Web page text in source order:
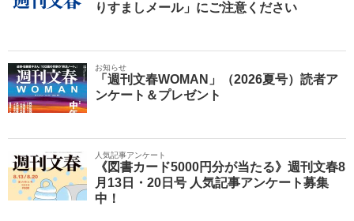
りすましメール」にご注意ください
お知らせ
「週刊文春WOMAN」（2026夏号）読者ア
ンケート＆プレゼント
人気記事アンケート
《図書カード5000円分が当たる》週刊文春8
月13日・20日号 人気記事アンケート募集
中！